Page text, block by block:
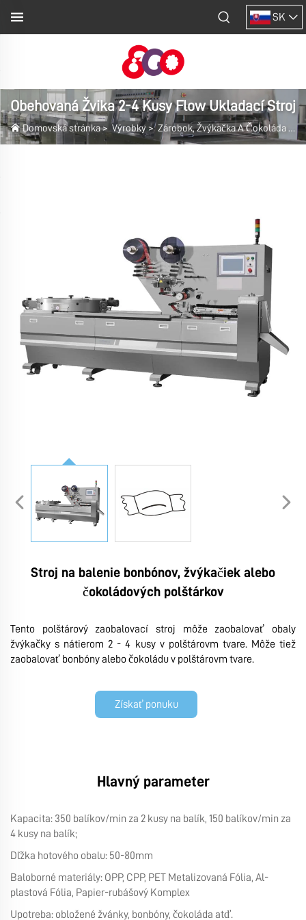
SK
Obehovaná Žvika 2-4 Kusy Flow Ukladací Stroj
Domovská stránka> Výrobky > Zárobok, Žvýkačka A Čokoláda Obalovací Stroj
Stroj na balenie bonbónov, žvýkačiek alebo
čokoládových polštárkov
Tento polštárový zaobalovací stroj môže zaobalovať obaly
žvýkačky s nátierom 2 - 4 kusy v polštárovm tvare. Môže tiež
zaobalovať bonbóny alebo čokoládu v polštárovm tvare.
Získať ponuku
Hlavný parameter
Kapacita: 350 balíkov/min za 2 kusy na balík, 150 balíkov/min za
4 kusy na balík;
Dĺžka hotového obalu: 50-80mm
Baloborné materiály: OPP, CPP, PET Metalizovaná Fólia, Al-
plastová Fólia, Papier-rubášový Komplex
Upotreba: obložené žvánky, bonbóny, čokoláda atď.